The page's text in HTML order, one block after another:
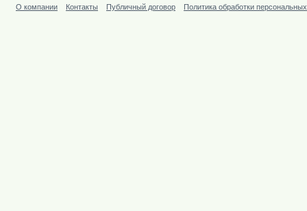
О компании
Контакты Публичный договор Политика обработки